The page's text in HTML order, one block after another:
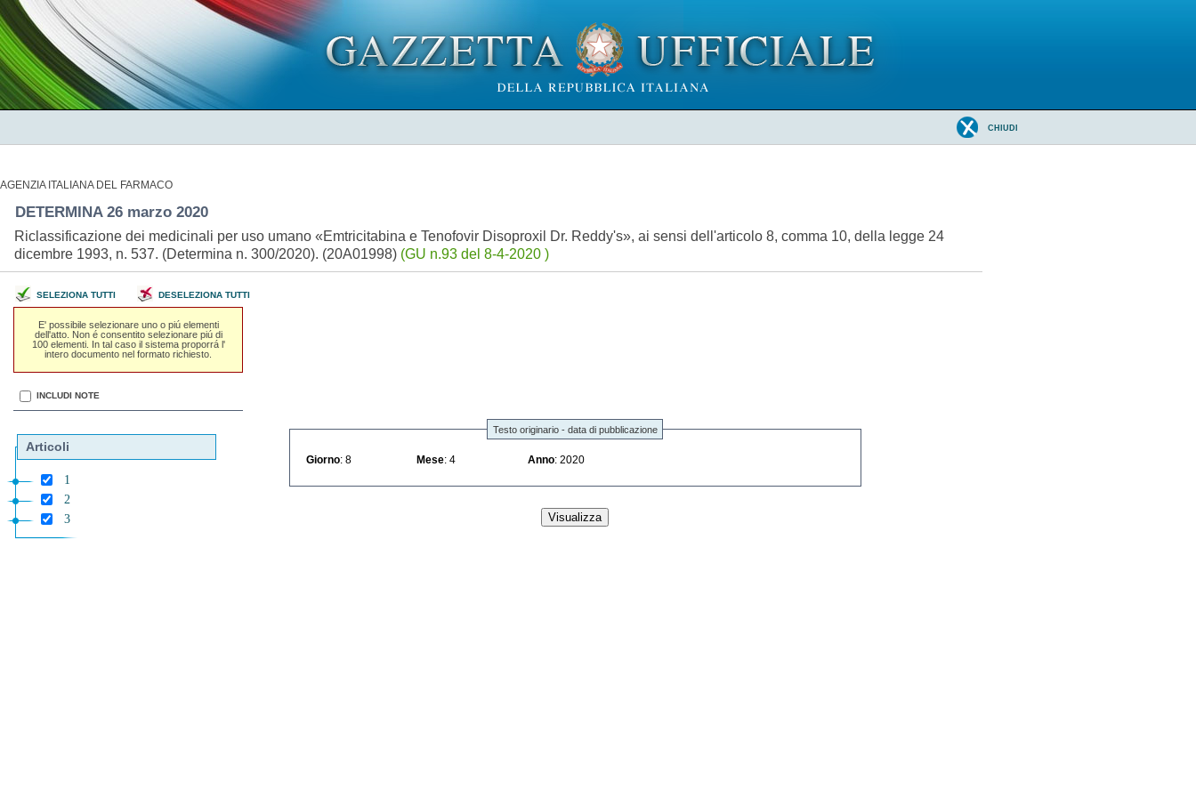
CHIUDI
AGENZIA ITALIANA DEL FARMACO
DETERMINA 26 marzo 2020
Riclassificazione dei medicinali per uso umano «Emtricitabina e Tenofovir Disoproxil Dr. Reddy's», ai sensi dell'articolo 8, comma 10, della legge 24
dicembre 1993, n. 537. (Determina n. 300/2020). (20A01998) (GU n.93 del 8-4-2020 )
SELEZIONA TUTTI DESELEZIONA TUTTI
E' possibile selezionare uno o piú elementi
dell'atto. Non é consentito selezionare piú di
100 elementi. In tal caso il sistema proporrá l'
intero documento nel formato richiesto.
INCLUDI NOTE
Articoli
1
2
3
Testo originario - data di pubblicazione
Giorno : 8 Mese : 4 Anno : 2020